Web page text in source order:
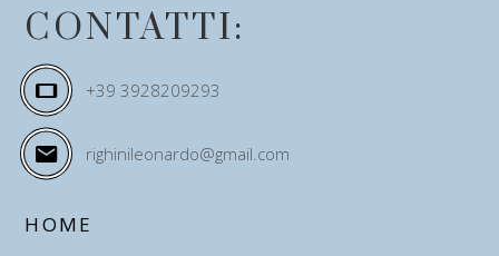
CONTATTI:
+39 3928209293
righinileonardo@gmail.com
HOME